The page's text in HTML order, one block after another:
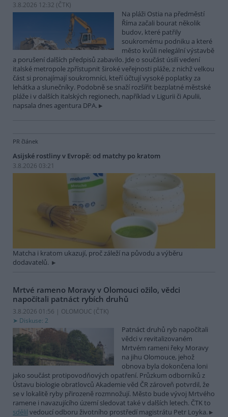
3.8.2026 12:32 (ČTK)
Na pláži Ostia na předměstí
Říma začali bourat několik
budov, které patřily
soukromému podniku a které
město kvůli nelegální výstavbě
a porušení dalších předpisů zabavilo. Jde o součást úsilí vedení
italské metropole zpřístupnit široké veřejnosti pláže, z nichž velkou
část si pronajímají soukromníci, kteří účtují vysoké poplatky za
lehátka a slunečníky. Podobně se snaží rozšířit bezplatné městské
pláže i v dalších italských regionech, například v Ligurii či Apulii,
napsala dnes agentura DPA.
PR článek
Asijské rostliny v Evropě: od matchy po kratom
3.8.2026 03:21
Matcha i kratom ukazují, proč záleží na původu a výběru
dodavatelů.
Mrtvé rameno Moravy v Olomouci ožilo, vědci
napočítali patnáct rybích druhů
3.8.2026 01:56 | OLOMOUC (ČTK)
Diskuse: 2
Patnáct druhů ryb napočítali
vědci v revitalizovaném
Mrtvém rameni řeky Moravy
na jihu Olomouce, jehož
obnova byla dokončena loni
jako součást protipovodňových opatření. Průzkum odborníků z
Ústavu biologie obratlovců Akademie věd ČR zároveň potvrdil, že
se v lokalitě ryby přirozeně rozmnožují. Město bude vývoj Mrtvého
ramene i navazujícího území sledovat také v dalších letech. ČTK to
sdělil vedoucí odboru životního prostředí magistrátu Petr Loyka.